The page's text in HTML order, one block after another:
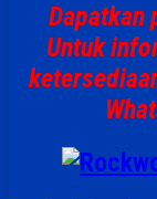
Dapatkan
Untuk